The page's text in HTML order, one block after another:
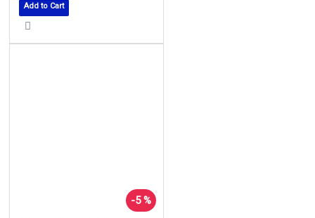
Add to Cart
-5 %